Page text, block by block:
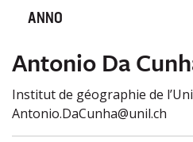
ANNO
Antonio Da
Institut de géographie de
Antonio.DaCunha@unil.ch